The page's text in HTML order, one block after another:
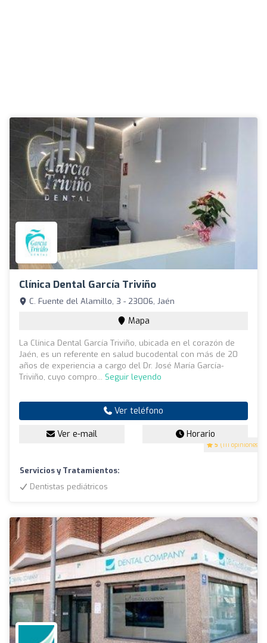
Clínica Dental García Triviño
5 (111 opiniones)
C. Fuente del Alamillo, 3 - 23006, Jaén
Mapa
La Clínica Dental García Triviño, ubicada en el corazón de
Jaén, es un referente en salud bucodental con más de 20
años de experiencia a cargo del Dr. José María García-
Triviño, cuyo compro... Seguir leyendo
Ver teléfono
Ver e-mail Horario
Servicios y Tratamientos:
Dentistas pediátricos